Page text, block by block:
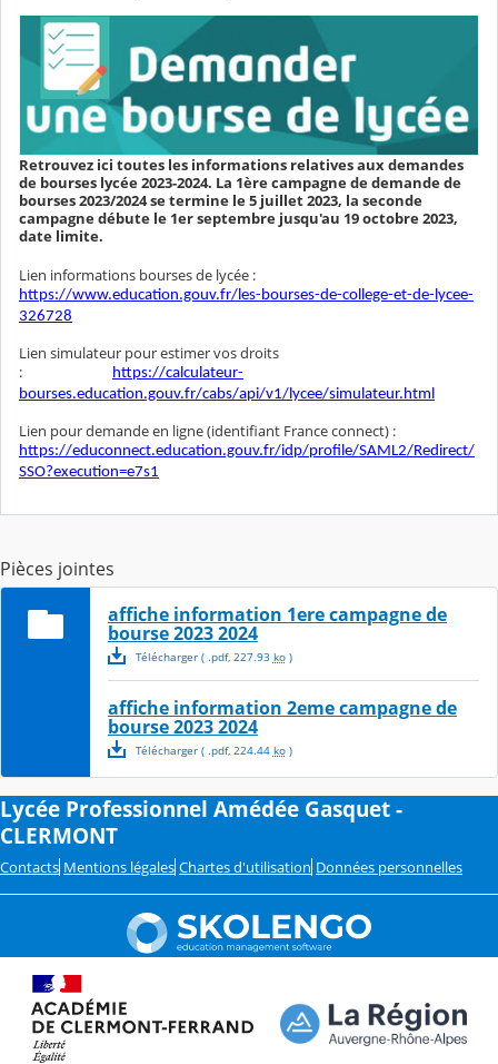
Retrouvez ici toutes les informations relatives aux demandes
de bourses lycée 2023-2024. La 1ère campagne de demande de
bourses 2023/2024 se termine le 5 juillet 2023, la seconde
campagne débute le 1er septembre jusqu'au 19 octobre 2023,
date limite.
Lien informations bourses de lycée :
https://www.education.gouv.fr/les-bourses-de-college-et-de-lycee-
326728
Lien simulateur pour estimer vos droits
:
https://calculateur-
bourses.education.gouv.fr/cabs/api/v1/lycee/simulateur.html
Lien pour demande en ligne (identifiant France connect) :
https://educonnect.education.gouv.fr/idp/profile/SAML2/Redirect/
SSO?execution=e7s1
Pièces jointes
affiche information 1ere campagne de
bourse 2023 2024
Télécharger( .pdf, 227.93 ko)
affiche information 2eme campagne de
bourse 2023 2024
Télécharger( .pdf, 224.44 ko)
Lycée Professionnel Amédée Gasquet -
CLERMONT
Contacts Mentions légales Chartes d'utilisation Données personnelles